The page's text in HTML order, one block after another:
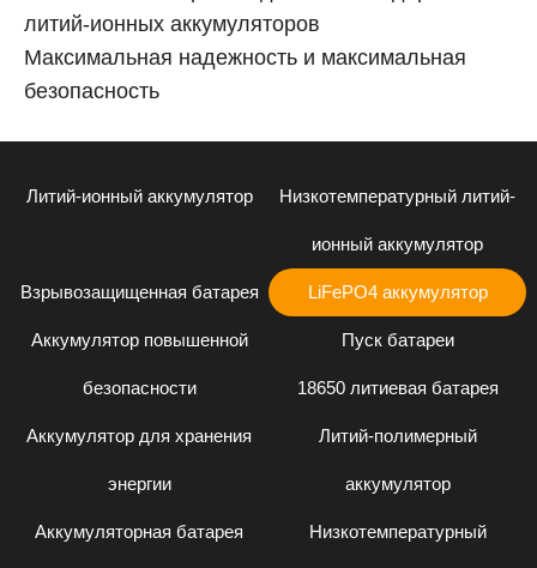
литий-ионных аккумуляторов
Максимальная надежность и максимальная
безопасность
Литий-ионный аккумулятор Низкотемпературный литий-
ионный аккумулятор
Взрывозащищенная батарея LiFePO4 аккумулятор
Аккумулятор повышенной
безопасности
Пуск батареи
18650 литиевая батарея
Аккумулятор для хранения
энергии
Литий-полимерный
аккумулятор
Аккумуляторная батарея Низкотемпературный